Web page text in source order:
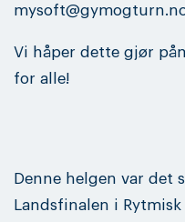
Vi håper dette gjør
for alle!
Denne helgen var det
Landsfinalen i